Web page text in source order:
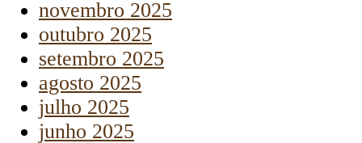
novembro 2025
outubro 2025
setembro 2025
agosto 2025
julho 2025
junho 2025